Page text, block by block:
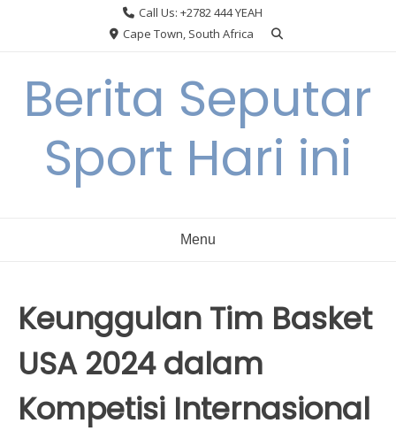
Call Us: +2782 444 YEAH
Cape Town, South Africa
Berita Seputar
Sport Hari ini
Menu
Keunggulan Tim Basket
USA 2024 dalam
Kompetisi Internasional